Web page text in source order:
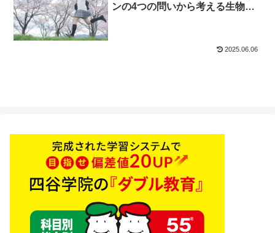
ンの4つの問いから考える生物学
2025.06.06